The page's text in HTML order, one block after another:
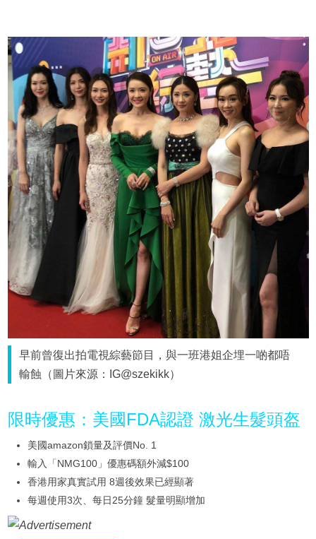
早前曾復出拍電視綜藝節目，與一班港姐企埋一啲都唔
輸蝕（圖片來源：IG@szekikk）
限時優惠：美國FDA認證 激光生髮頭盔
美國amazon鎖量及評價No. 1
輸入「NMG100」優惠碼額外減$100
香港用家真實試用 8週後效果已經顯著
每週使用3次、每日25分鐘 髮量明顯增加